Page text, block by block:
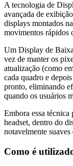
A tecnologia de
avançada de
displays montados
movimentos rápidos
Um Display de
vez de manter os
atualização (como
cada quadro e
pronto, eliminando
quando os usuários
Embora essa
headset, dentro do
notavelmente
Como é